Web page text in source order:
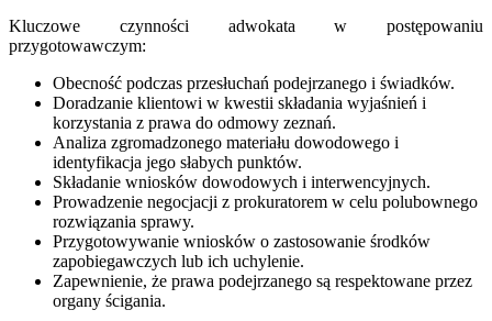
Kluczowe czynności adwokata w postępowaniu
przygotowawczym:
Obecność podczas przesłuchań podejrzanego i świadków.
Doradzanie klientowi w kwestii składania wyjaśnień i
korzystania z prawa do odmowy zeznań.
Analiza zgromadzonego materiału dowodowego i
identyfikacja jego słabych punktów.
Składanie wniosków dowodowych i interwencyjnych.
Prowadzenie negocjacji z prokuratorem w celu polubownego
rozwiązania sprawy.
Przygotowywanie wniosków o zastosowanie środków
zapobiegawczych lub ich uchylenie.
Zapewnienie, że prawa podejrzanego są respektowane przez
organy ścigania.